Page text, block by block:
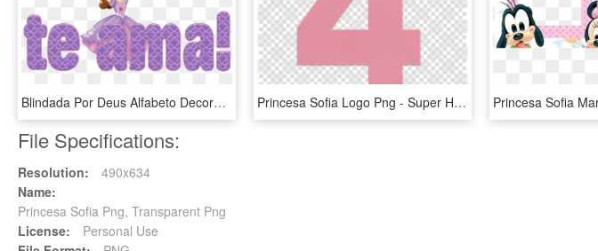
Blindada Por Deus Alfabeto Decorativo Princesa Sofia - Cartoon, HD Png Download Princesa Sofia Logo Png - Super Homem, Transparent Png
File Specifications:
Resolution:
490x634
Name:
Princesa Sofia Png, Transparent Png
License:
Personal Use